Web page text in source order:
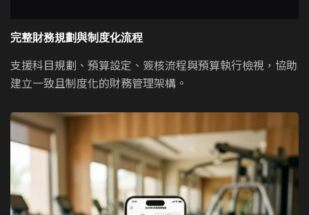
完整財務規劃與制度化流程
支援科目規劃、預算設定、簽核流程與預算執行檢視，協助
建立一致且制度化的財務管理架構。